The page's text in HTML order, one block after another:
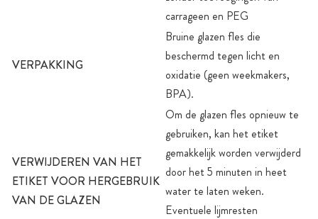
carrageen en PEG
VERPAKKING
Bruine glazen fles die
beschermd tegen licht en
oxidatie (geen weekmakers,
BPA).
VERWIJDEREN VAN HET
ETIKET VOOR HERGEBRUIK
VAN DE GLAZEN
Om de glazen fles opnieuw te
gebruiken, kan het etiket
gemakkelijk worden verwijderd
door het 5 minuten in heet
water te laten weken.
Eventuele lijmresten